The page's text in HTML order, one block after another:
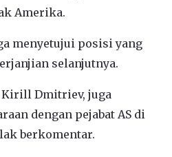
Amerika.
menyetujui posisi yang
selanjutnya.
Kirill Dmitriev, juga
dengan pejabat AS di
berkomentar.